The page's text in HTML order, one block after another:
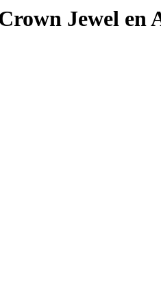
Jewel en